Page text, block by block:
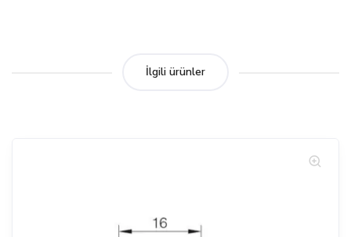
İlgili ürünler